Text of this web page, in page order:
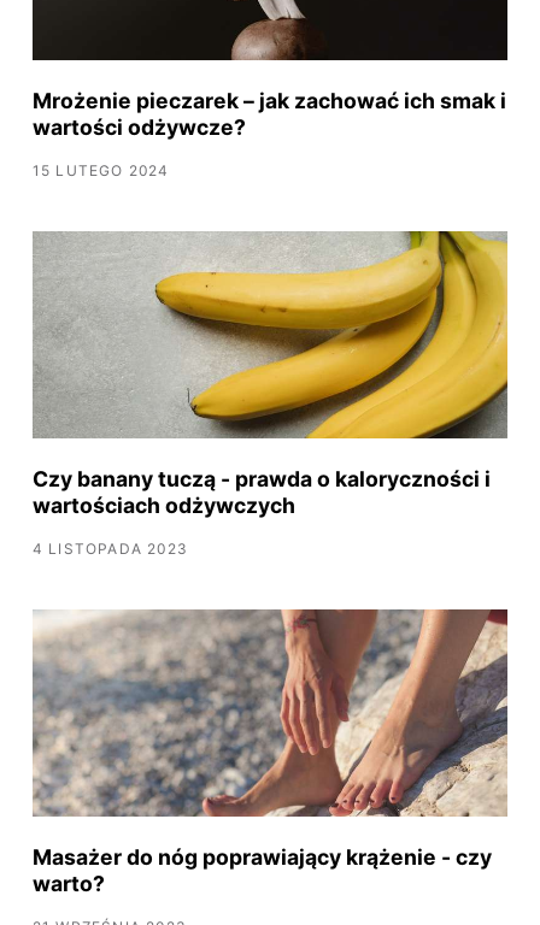
Mrożenie pieczarek – jak zachować ich smak i
wartości odżywcze?
15 LUTEGO 2024
Czy banany tuczą - prawda o kaloryczności i
wartościach odżywczych
4 LISTOPADA 2023
Masażer do nóg poprawiający krążenie - czy
warto?